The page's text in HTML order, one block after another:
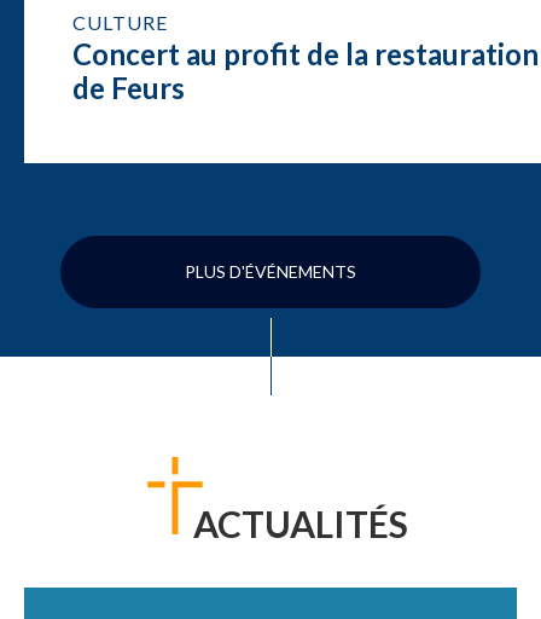
CULTURE
Concert au profit de la restauration
de Feurs
PLUS D'ÉVÉNEMENTS
ACTUALITÉS